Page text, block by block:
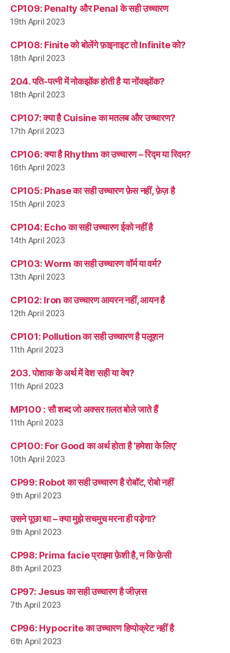
CP109: Penalty और Penal के सही उच्चारण
19th April 2023
CP108: Finite को बोलेंगे फ़ाइनाइट तो Infinite को?
18th April 2023
204. पति-पत्नी में नोकझोंक होती है या नोंकझोंक?
18th April 2023
CP107: क्या है Cuisine का मतलब और उच्चारण?
17th April 2023
CP106: क्या है Rhythm का उच्चारण – रिद्म या रिदम?
16th April 2023
CP105: Phase का सही उच्चारण फ़ेस नहीं, फ़ेज़ है
15th April 2023
CP104: Echo का सही उच्चारण ईको नहीं है
14th April 2023
CP103: Worm का सही उच्चारण वॉर्म या वर्म?
13th April 2023
CP102: Iron का उच्चारण आयरन नहीं, आयन है
12th April 2023
CP101: Pollution का सही उच्चारण है पलूशन
11th April 2023
203. पोशाक के अर्थ में वेश सही या वेष?
11th April 2023
MP100 : सौ शब्द जो अक्सर ग़लत बोले जाते हैं
11th April 2023
CP100: For Good का अर्थ होता है ‘हमेशा के लिए’
10th April 2023
CP99: Robot का सही उच्चारण है रोबॉट, रोबो नहीं
9th April 2023
उसने पूछा था – क्या मुझे सचमुच मरना ही पड़ेगा?
9th April 2023
CP98: Prima facie प्राइमा फ़ेशी है, न कि फ़ेसी
8th April 2023
CP97: Jesus का सही उच्चारण है जीज़स
7th April 2023
CP96: Hypocrite का उच्चारण हिप्पोक्रेट नहीं है
6th April 2023